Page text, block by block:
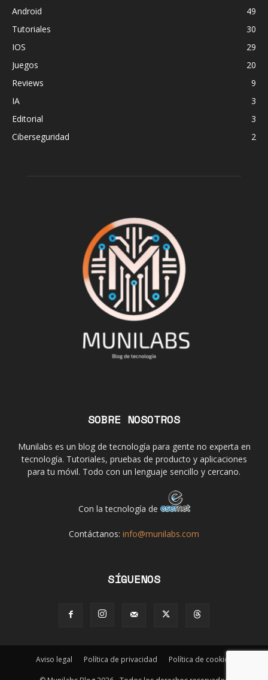
Android
49
Tutoriales
30
IOS
29
Juegos
20
Reviews
9
IA
3
Editorial
3
Ciberseguridad
2
SOBRE NOSOTROS
Munilabs es un blog de tecnología para gente no experta en
tecnología. Tutoriales, pruebas de producto y aplicaciones
para tu móvil. Todo con un lenguaje sencillo y cercano.
Con la tecnología de
Contáctanos: info@munilabs.com
SÍGUENOS
Aviso legal Política de privacidad Política de cookies